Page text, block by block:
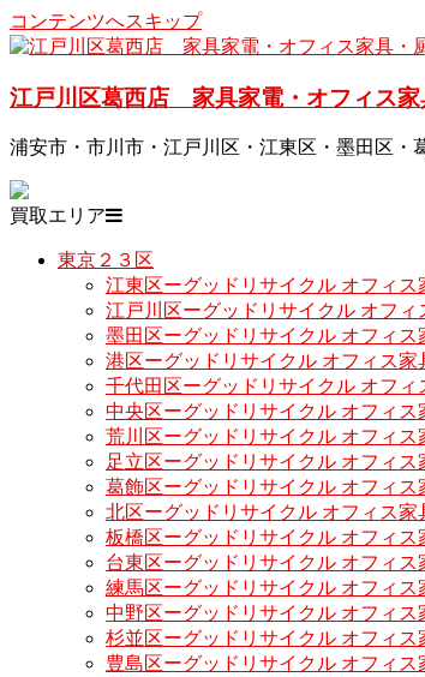
コンテンツへスキップ
江戸川区葛西店 家具家電・オフィス家
浦安市・市川市・江戸川区・江東区・墨田区
買取エリア
東京２３区
江東区ーグッドリサイクル オフィス
江戸川区ーグッドリサイクル オフィ
墨田区ーグッドリサイクル オフィス
港区ーグッドリサイクル オフィス家
千代田区ーグッドリサイクル オフィ
中央区ーグッドリサイクル オフィス
荒川区ーグッドリサイクル オフィス
足立区ーグッドリサイクル オフィス
葛飾区ーグッドリサイクル オフィス
北区ーグッドリサイクル オフィス家
板橋区ーグッドリサイクル オフィス
台東区ーグッドリサイクル オフィス
練馬区ーグッドリサイクル オフィス
中野区ーグッドリサイクル オフィス
杉並区ーグッドリサイクル オフィス
豊島区ーグッドリサイクル オフィス